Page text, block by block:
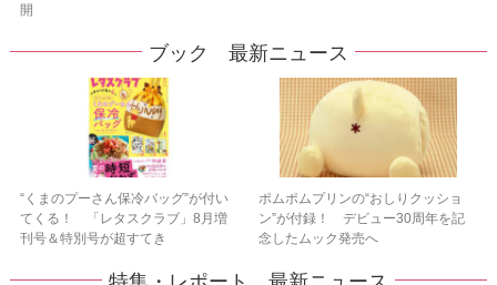
開
ブック 最新ニュース
“くまのプーさん保冷バッグ”が付い
てくる！ 「レタスクラブ」8月増
刊号＆特別号が超すてき
ポムポムプリンの“おしりクッショ
ン”が付録！ デビュー30周年を記
念したムック発売へ